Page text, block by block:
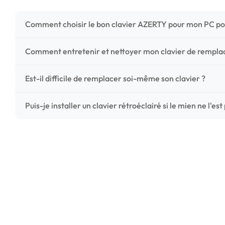
Comment choisir le bon clavier AZERTY pour mon PC
Pour ne pas vous tromper, vérifiez trois points critiques
Comment entretenir et nettoyer mon clavier de
Un entretien régulier prolonge la vie de vos touches.
Est-il difficile de remplacer soi-même son clavier ?
C'est une réparation accessible et très économique !
Puis-je installer un clavier rétroéclairé si le mien ne l'est